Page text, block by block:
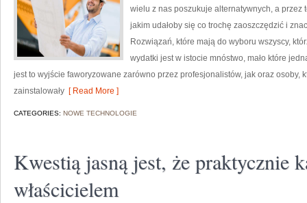
wielu z nas poszukuje alternatywnych, a
jakim udałoby się co trochę zaoszczędzić i
Rozwiązań, które mają do wyboru wszyscy,
wydatki jest w istocie mnóstwo, mało które
jest to wyjście faworyzowane zarówno przez profesjonalistów, jak oraz osoby,
zainstalowały [ Read More ]
CATEGORIES: NOWE TECHNOLOGIE
Kwestią jasną jest, że praktycznie
właścicielem